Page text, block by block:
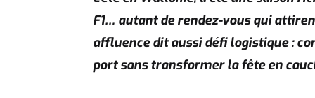
F1… autant de rendez-vous qui
affluence dit aussi défi logistique :
port sans transformer la fête en